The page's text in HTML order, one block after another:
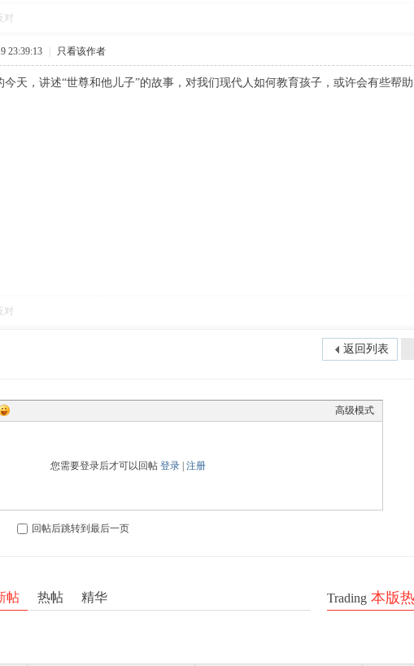
对
23:39:13 只看该作者
述“世尊和他儿子”的故事，对我们现代人如何教育孩子，或许会有些帮助
对
返回列表
高级模式
您需要登录后才可以回帖 登录 注册
回帖后跳转到最后一页
帖 热帖 精华 Trading 本版